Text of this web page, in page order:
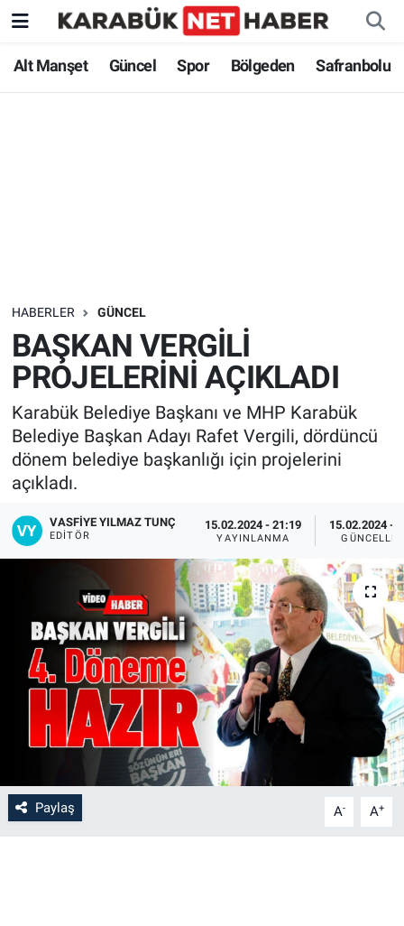
Alt Manşet Güncel Spor Bölgeden Safranbolu
HABERLER GÜNCEL
BAŞKAN VERGİLİ
PROJELERİNİ AÇIKLADI
Karabük Belediye Başkanı ve MHP Karabük
Belediye Başkan Adayı Rafet Vergili, dördüncü
dönem belediye başkanlığı için projelerini
açıkladı.
VASFIYE YILMAZ TUNÇ
EDITÖR
15.02.2024 - 21:19
YAYINLANMA
15.02.2024 -
Paylaş A- A+